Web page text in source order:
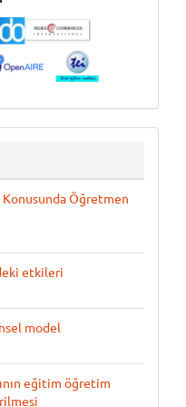
Konusunda Öğretmen
etkileri
model
eğitim öğretim